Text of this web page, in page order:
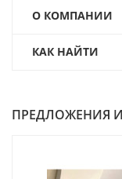
О КОМПАНИИ
КАК НАЙТИ
ПРЕДЛОЖЕНИЯ